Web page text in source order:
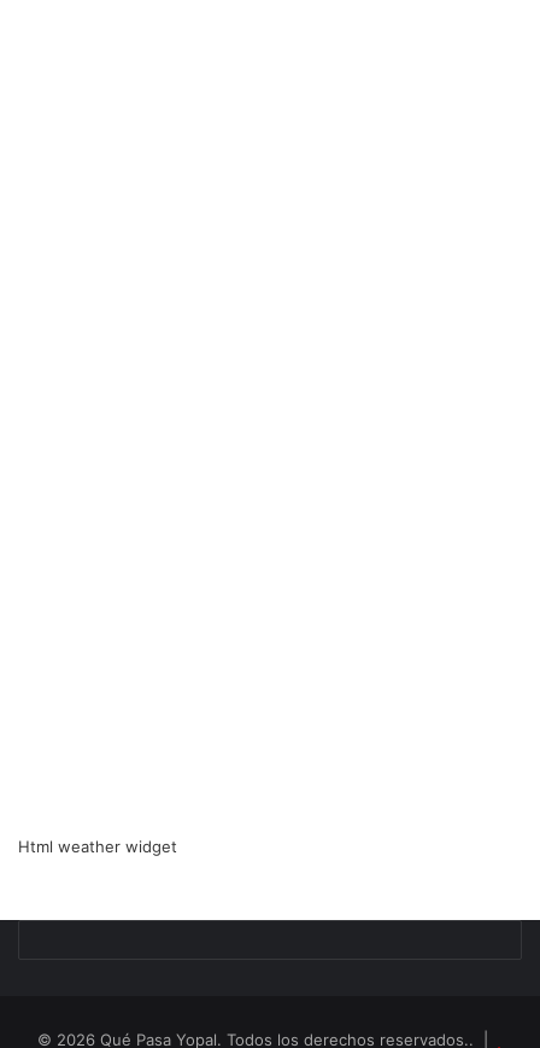
Html weather widget
© 2026 Qué Pasa Yopal. Todos los derechos reservados.. |